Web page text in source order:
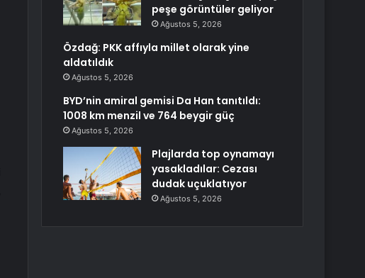
peşe görüntüler geliyor
Ağustos 5, 2026
Özdağ: PKK affıyla millet olarak yine
aldatıldık
Ağustos 5, 2026
BYD’nin amiral gemisi Da Han tanıtıldı:
1008 km menzil ve 764 beygir güç
Ağustos 5, 2026
Plajlarda top oynamayı
yasakladılar: Cezası
dudak uçuklatıyor
Ağustos 5, 2026